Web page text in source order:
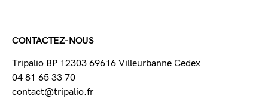
CONTACTEZ-NOUS
Tripalio BP 12303 69616 Villeurbanne Cedex
04 81 65 33 70
contact@tripalio.fr